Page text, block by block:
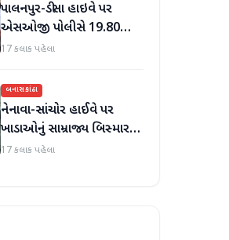
પાલનપુર-ડીસા હાઇવે પર
એસઓજી પોલીસે 19.80
લાખનું મોર્ફિન હિરોઈન ઝડપી
17 કલાક પહેલા
બનાસકાંઠા
નેનાવા-સાંચોર હાઈવે પર
ખાડાઓનું સામ્રાજ્ય બિસ્માર
રસ્તાથી વાહનચાલકો પરેશાન
17 કલાક પહેલા